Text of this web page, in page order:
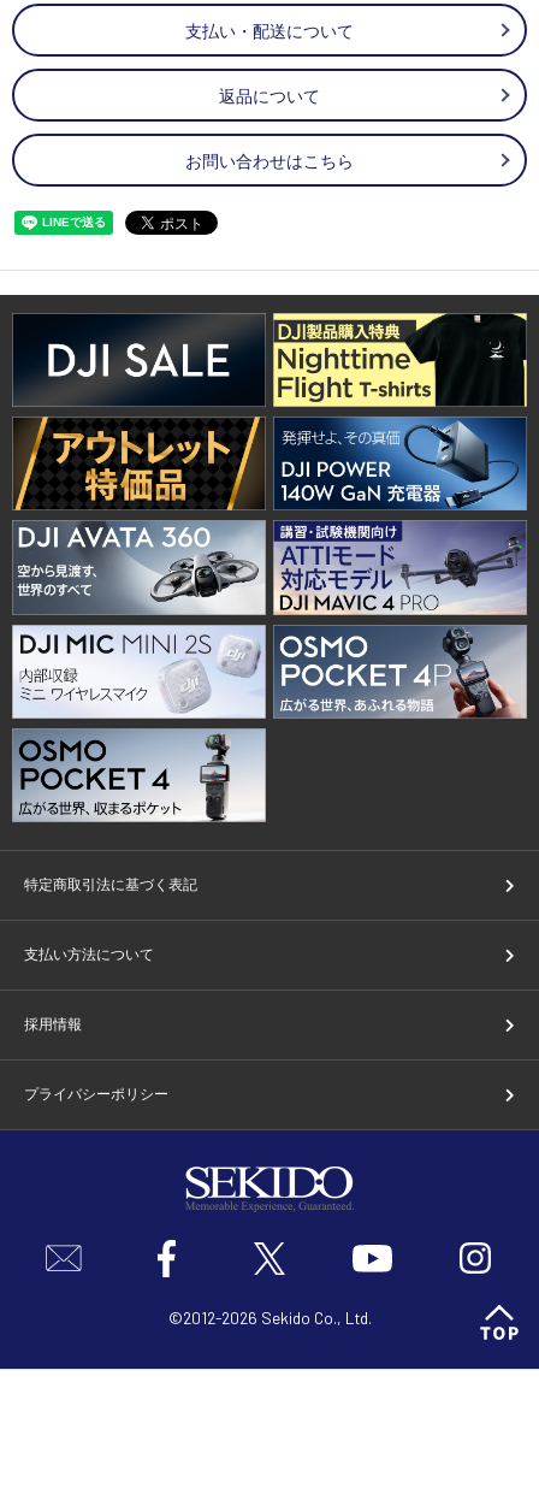
支払い・配送について
返品について
お問い合わせはこちら
特定商取引法に基づく表記
支払い方法について
採用情報
プライバシーポリシー
©2012-2026 Sekido Co., Ltd.